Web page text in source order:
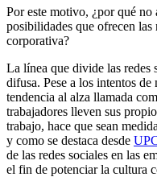
Por este motivo, ¿por qué
posibilidades que ofrecen las
corporativa?
La línea que divide las redes
difusa. Pese a los intentos de
tendencia al alza llamada
trabajadores lleven sus
trabajo, hace que sean
y como se destaca desde
de las redes sociales en las
el fin de potenciar la cultura